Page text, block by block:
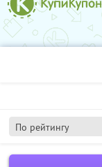
По рейтингу